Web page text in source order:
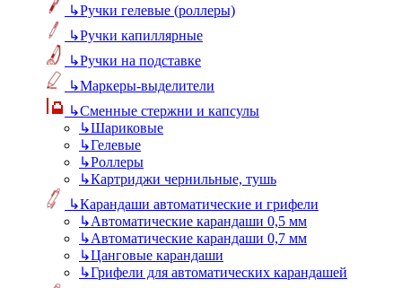
↳Ручки гелевые (роллеры)
↳Ручки капиллярные
↳Ручки на подставке
↳Маркеры-выделители
↳Сменные стержни и капсулы
↳Шариковые
↳Гелевые
↳Роллеры
↳Картриджи чернильные, тушь
↳Карандаши автоматические и грифели
↳Автоматические карандаши 0,5 мм
↳Автоматические карандаши 0,7 мм
↳Цанговые карандаши
↳Грифели для автоматических карандашей